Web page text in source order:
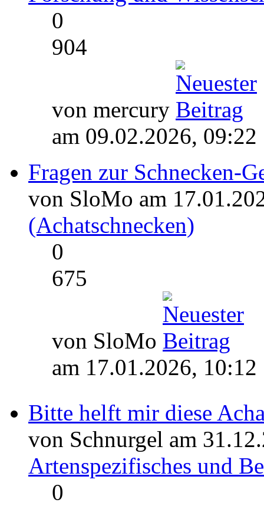
0
904
von mercury
am 09.02.2026, 09:22
Fragen zur Schnecken-
von SloMo am
(Achatschnecken)
0
675
von SloMo
am 17.01.2026, 10:12
Bitte helft mir diese
von Schnurgel am
Artenspezifisches und
0